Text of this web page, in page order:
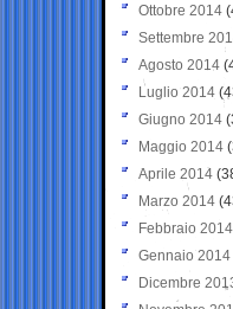
Ottobre 2014
Settembre
Agosto 2014
Luglio 2014
Giugno 2014
Maggio 2014
Aprile 2014
Marzo 2014
Febbraio 2014
Gennaio 2014
Dicembre